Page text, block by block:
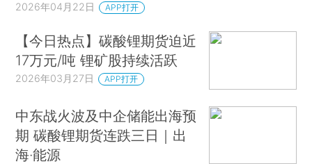
2026年04月22日 APP打开
【今日热点】碳酸锂期货迫近
17万元/吨 锂矿股持续活跃
2026年03月27日 APP打开
中东战火波及中企储能出海预
期 碳酸锂期货连跌三日｜出
海·能源